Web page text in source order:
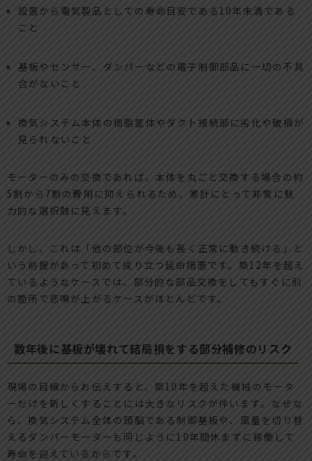
設置から電気製品としての寿命目安である10年未満である
こと
基板やセンサー、ダンパーなどの電子制御部品に一切の不具
合がないこと
換気システム本体の樹脂筐体やダクト接続部に劣化や破損が
見られないこと
モーターのみの交換であれば、本体を丸ごと交換する場合の約
5割から7割の費用に抑えられるため、家計にとって非常に魅
力的な選択肢に見えます。
しかし、これは「他の部位が今後も長く正常に動き続ける」と
いう前提があって初めて成り立つ延命措置です。築12年を超え
ているようなケースでは、部分的な部品交換をしてもすぐに別
の箇所で悲鳴が上がるケースがほとんどです。
数年後に基板が壊れて結局損をする部分補修のリスク
現場の目線からお伝えすると、築10年を超えた機械のモータ
ーだけを新しくすることには大きなリスクが伴います。なぜな
ら、換気システム全体の頭脳である制御基板や、風量を切り替
えるダンパーモーターも同じように10年間休まずに稼働して
寿命を迎えているからです。